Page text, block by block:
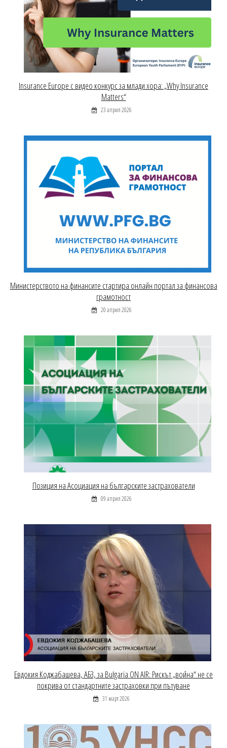
Insurance Europe с видео конкурс за млади хора: „Why Insurance
Matters“
23 април 2026
Министерството на финансите стартира онлайн портал за финансова
грамотност
20 април 2026
Позиция на Асоциация на българските застрахователи
09 април 2026
Евдокия Коджабашева, АБЗ, за Bulgaria ON AIR: Рискът „война“ не се
покрива от стандартните застраховки при пътуване
31 март 2026